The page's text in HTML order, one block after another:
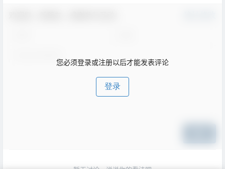
您必须登录或注册以后才能发表评论
登录